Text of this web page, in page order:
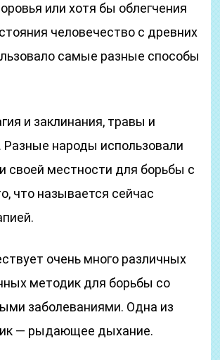
или хотя бы облегчения
человечество с древних
самые разные способы
и заклинания, травы и
Разные народы использовали
своей местности для борьбы с
что называется сейчас
очень много различных
методик для борьбы со
заболеваниями. Одна из
— рыдающее дыхание.